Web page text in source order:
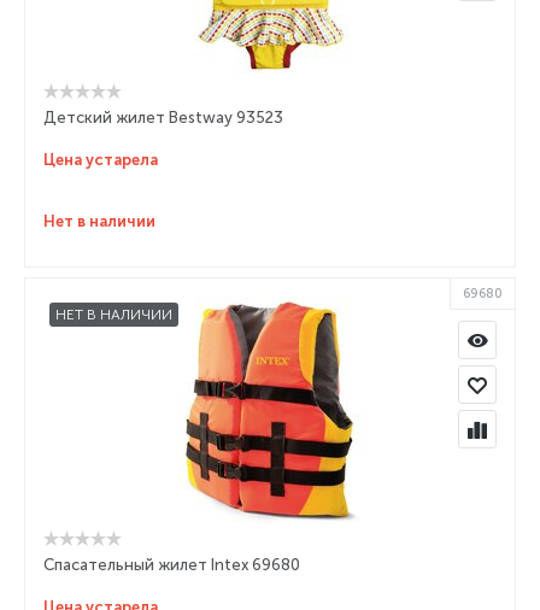
Детский жилет Bestway 93523
Цена устарела
Нет в наличии
НЕТ В НАЛИЧИИ
69680
Спасательный жилет Intex 69680